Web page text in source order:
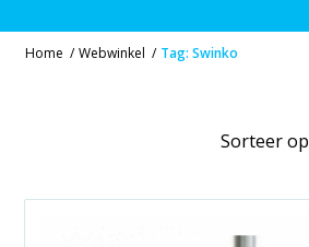
Home / Webwinkel / Tag: Swinko
Sorteer op